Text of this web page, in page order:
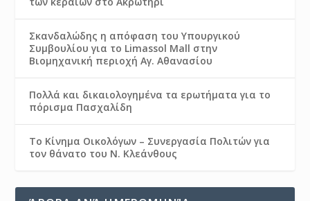
Σκανδαλώδης η απόφαση του Υπουργικού
Συμβουλίου για το Limassol Mall στην
Βιομηχανική περιοχή Αγ. Αθανασίου
Πολλά και δικαιολογημένα τα ερωτήματα για το
πόρισμα Πασχαλίδη
Το Κίνημα Οικολόγων – Συνεργασία Πολιτών για
τον θάνατο του Ν. Κλεάνθους